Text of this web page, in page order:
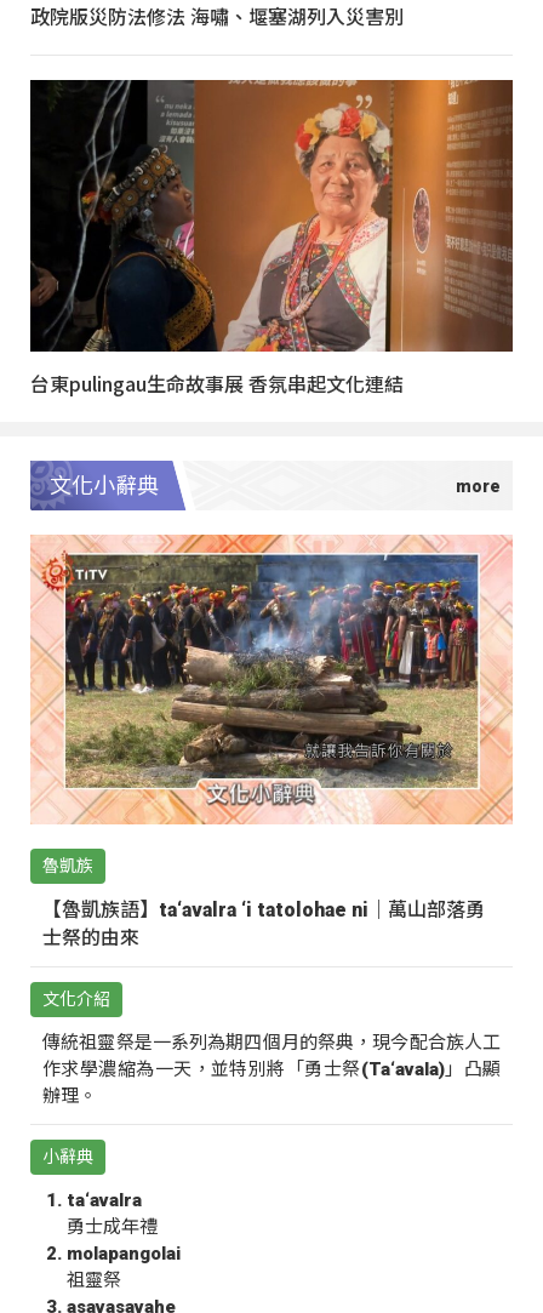
政院版災防法修法 海嘯、堰塞湖列入災害別
台東pulingau生命故事展 香氛串起文化連結
文化小辭典
魯凱族
【魯凱族語】ta‘avalra ‘i tatolohae ni｜萬山部落勇
士祭的由來
文化介紹
傳統祖靈祭是一系列為期四個月的祭典，現今配合族人工
作求學濃縮為一天，並特別將「勇士祭(Ta‘avala)」凸顯
辦理。
小辭典
ta‘avalra
勇士成年禮
molapangolai
祖靈祭
asavasavahe